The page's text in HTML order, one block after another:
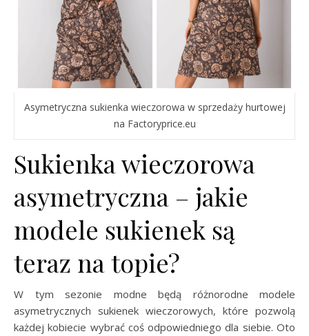
Asymetryczna sukienka wieczorowa w sprzedaży hurtowej
na Factoryprice.eu
Sukienka wieczorowa
asymetryczna – jakie
modele sukienek są
teraz na topie?
W tym sezonie modne będą różnorodne modele
asymetrycznych sukienek wieczorowych, które pozwolą
każdej kobiecie wybrać coś odpowiedniego dla siebie. Oto